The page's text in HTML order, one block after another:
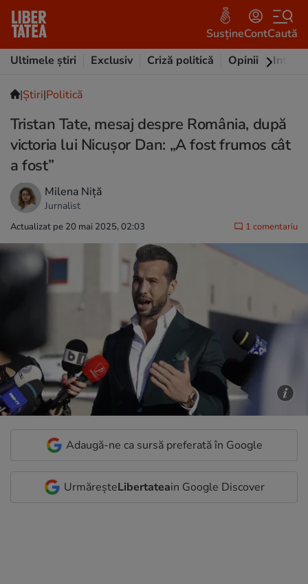
SusțineContCaută
Ultimele știri
Exclusiv Criză politică Opinii
|Ştiri|Politică
Tristan Tate, mesaj despre România, după
victoria lui Nicușor Dan: „A fost frumos cât
a fost”
Milena Niță
Jurnalist
Actualizat pe 20 mai 2025, 02:03 1 comentariu
Adaugă-ne ca sursă preferată în Google
UrmăreșteLibertateain Google Discover